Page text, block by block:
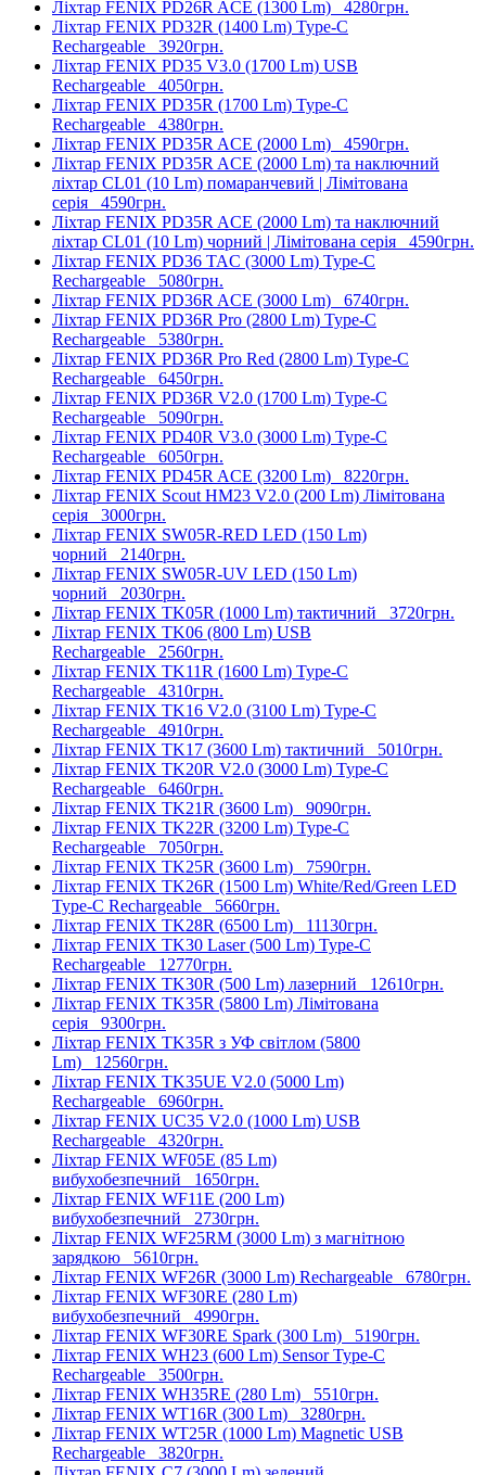
Ліхтар FENIX PD26R ACE (1300 Lm) 4280грн.
Ліхтар FENIX PD32R (1400 Lm) Type-C
Rechargeable 3920грн.
Ліхтар FENIX PD35 V3.0 (1700 Lm) USB
Rechargeable 4050грн.
Ліхтар FENIX PD35R (1700 Lm) Type-C
Rechargeable 4380грн.
Ліхтар FENIX PD35R ACE (2000 Lm) 4590грн.
Ліхтар FENIX PD35R ACE (2000 Lm) та наключний
ліхтар CL01 (10 Lm) помаранчевий | Лімітована
серія 4590грн.
Ліхтар FENIX PD35R ACE (2000 Lm) та наключний
ліхтар CL01 (10 Lm) чорний | Лімітована серія 4590грн.
Ліхтар FENIX PD36 TAC (3000 Lm) Type-C
Rechargeable 5080грн.
Ліхтар FENIX PD36R ACE (3000 Lm) 6740грн.
Ліхтар FENIX PD36R Pro (2800 Lm) Type-C
Rechargeable 5380грн.
Ліхтар FENIX PD36R Pro Red (2800 Lm) Type-C
Rechargeable 6450грн.
Ліхтар FENIX PD36R V2.0 (1700 Lm) Type-C
Rechargeable 5090грн.
Ліхтар FENIX PD40R V3.0 (3000 Lm) Type-C
Rechargeable 6050грн.
Ліхтар FENIX PD45R ACE (3200 Lm) 8220грн.
Ліхтар FENIX Scout HM23 V2.0 (200 Lm) Лімітована
серія 3000грн.
Ліхтар FENIX SW05R-RED LED (150 Lm)
чорний 2140грн.
Ліхтар FENIX SW05R-UV LED (150 Lm)
чорний 2030грн.
Ліхтар FENIX TK05R (1000 Lm) тактичний 3720грн.
Ліхтар FENIX TK06 (800 Lm) USB
Rechargeable 2560грн.
Ліхтар FENIX TK11R (1600 Lm) Type-C
Rechargeable 4310грн.
Ліхтар FENIX TK16 V2.0 (3100 Lm) Type-C
Rechargeable 4910грн.
Ліхтар FENIX TK17 (3600 Lm) тактичний 5010грн.
Ліхтар FENIX TK20R V2.0 (3000 Lm) Type-C
Rechargeable 6460грн.
Ліхтар FENIX TK21R (3600 Lm) 9090грн.
Ліхтар FENIX TK22R (3200 Lm) Type-C
Rechargeable 7050грн.
Ліхтар FENIX TK25R (3600 Lm) 7590грн.
Ліхтар FENIX TK26R (1500 Lm) White/Red/Green LED
Type-C Rechargeable 5660грн.
Ліхтар FENIX TK28R (6500 Lm) 11130грн.
Ліхтар FENIX TK30 Laser (500 Lm) Type-C
Rechargeable 12770грн.
Ліхтар FENIX TK30R (500 Lm) лазерний 12610грн.
Ліхтар FENIX TK35R (5800 Lm) Лімітована
серія 9300грн.
Ліхтар FENIX TK35R з УФ світлом (5800
Lm) 12560грн.
Ліхтар FENIX TK35UE V2.0 (5000 Lm)
Rechargeable 6960грн.
Ліхтар FENIX UC35 V2.0 (1000 Lm) USB
Rechargeable 4320грн.
Ліхтар FENIX WF05E (85 Lm)
вибухобезпечний 1650грн.
Ліхтар FENIX WF11E (200 Lm)
вибухобезпечний 2730грн.
Ліхтар FENIX WF25RM (3000 Lm) з магнітною
зарядкою 5610грн.
Ліхтар FENIX WF26R (3000 Lm) Rechargeable 6780грн.
Ліхтар FENIX WF30RE (280 Lm)
вибухобезпечний 4990грн.
Ліхтар FENIX WF30RE Spark (300 Lm) 5190грн.
Ліхтар FENIX WH23 (600 Lm) Sensor Type-C
Rechargeable 3500грн.
Ліхтар FENIX WH35RE (280 Lm) 5510грн.
Ліхтар FENIX WT16R (300 Lm) 3280грн.
Ліхтар FENIX WT25R (1000 Lm) Magnetic USB
Rechargeable 3820грн.